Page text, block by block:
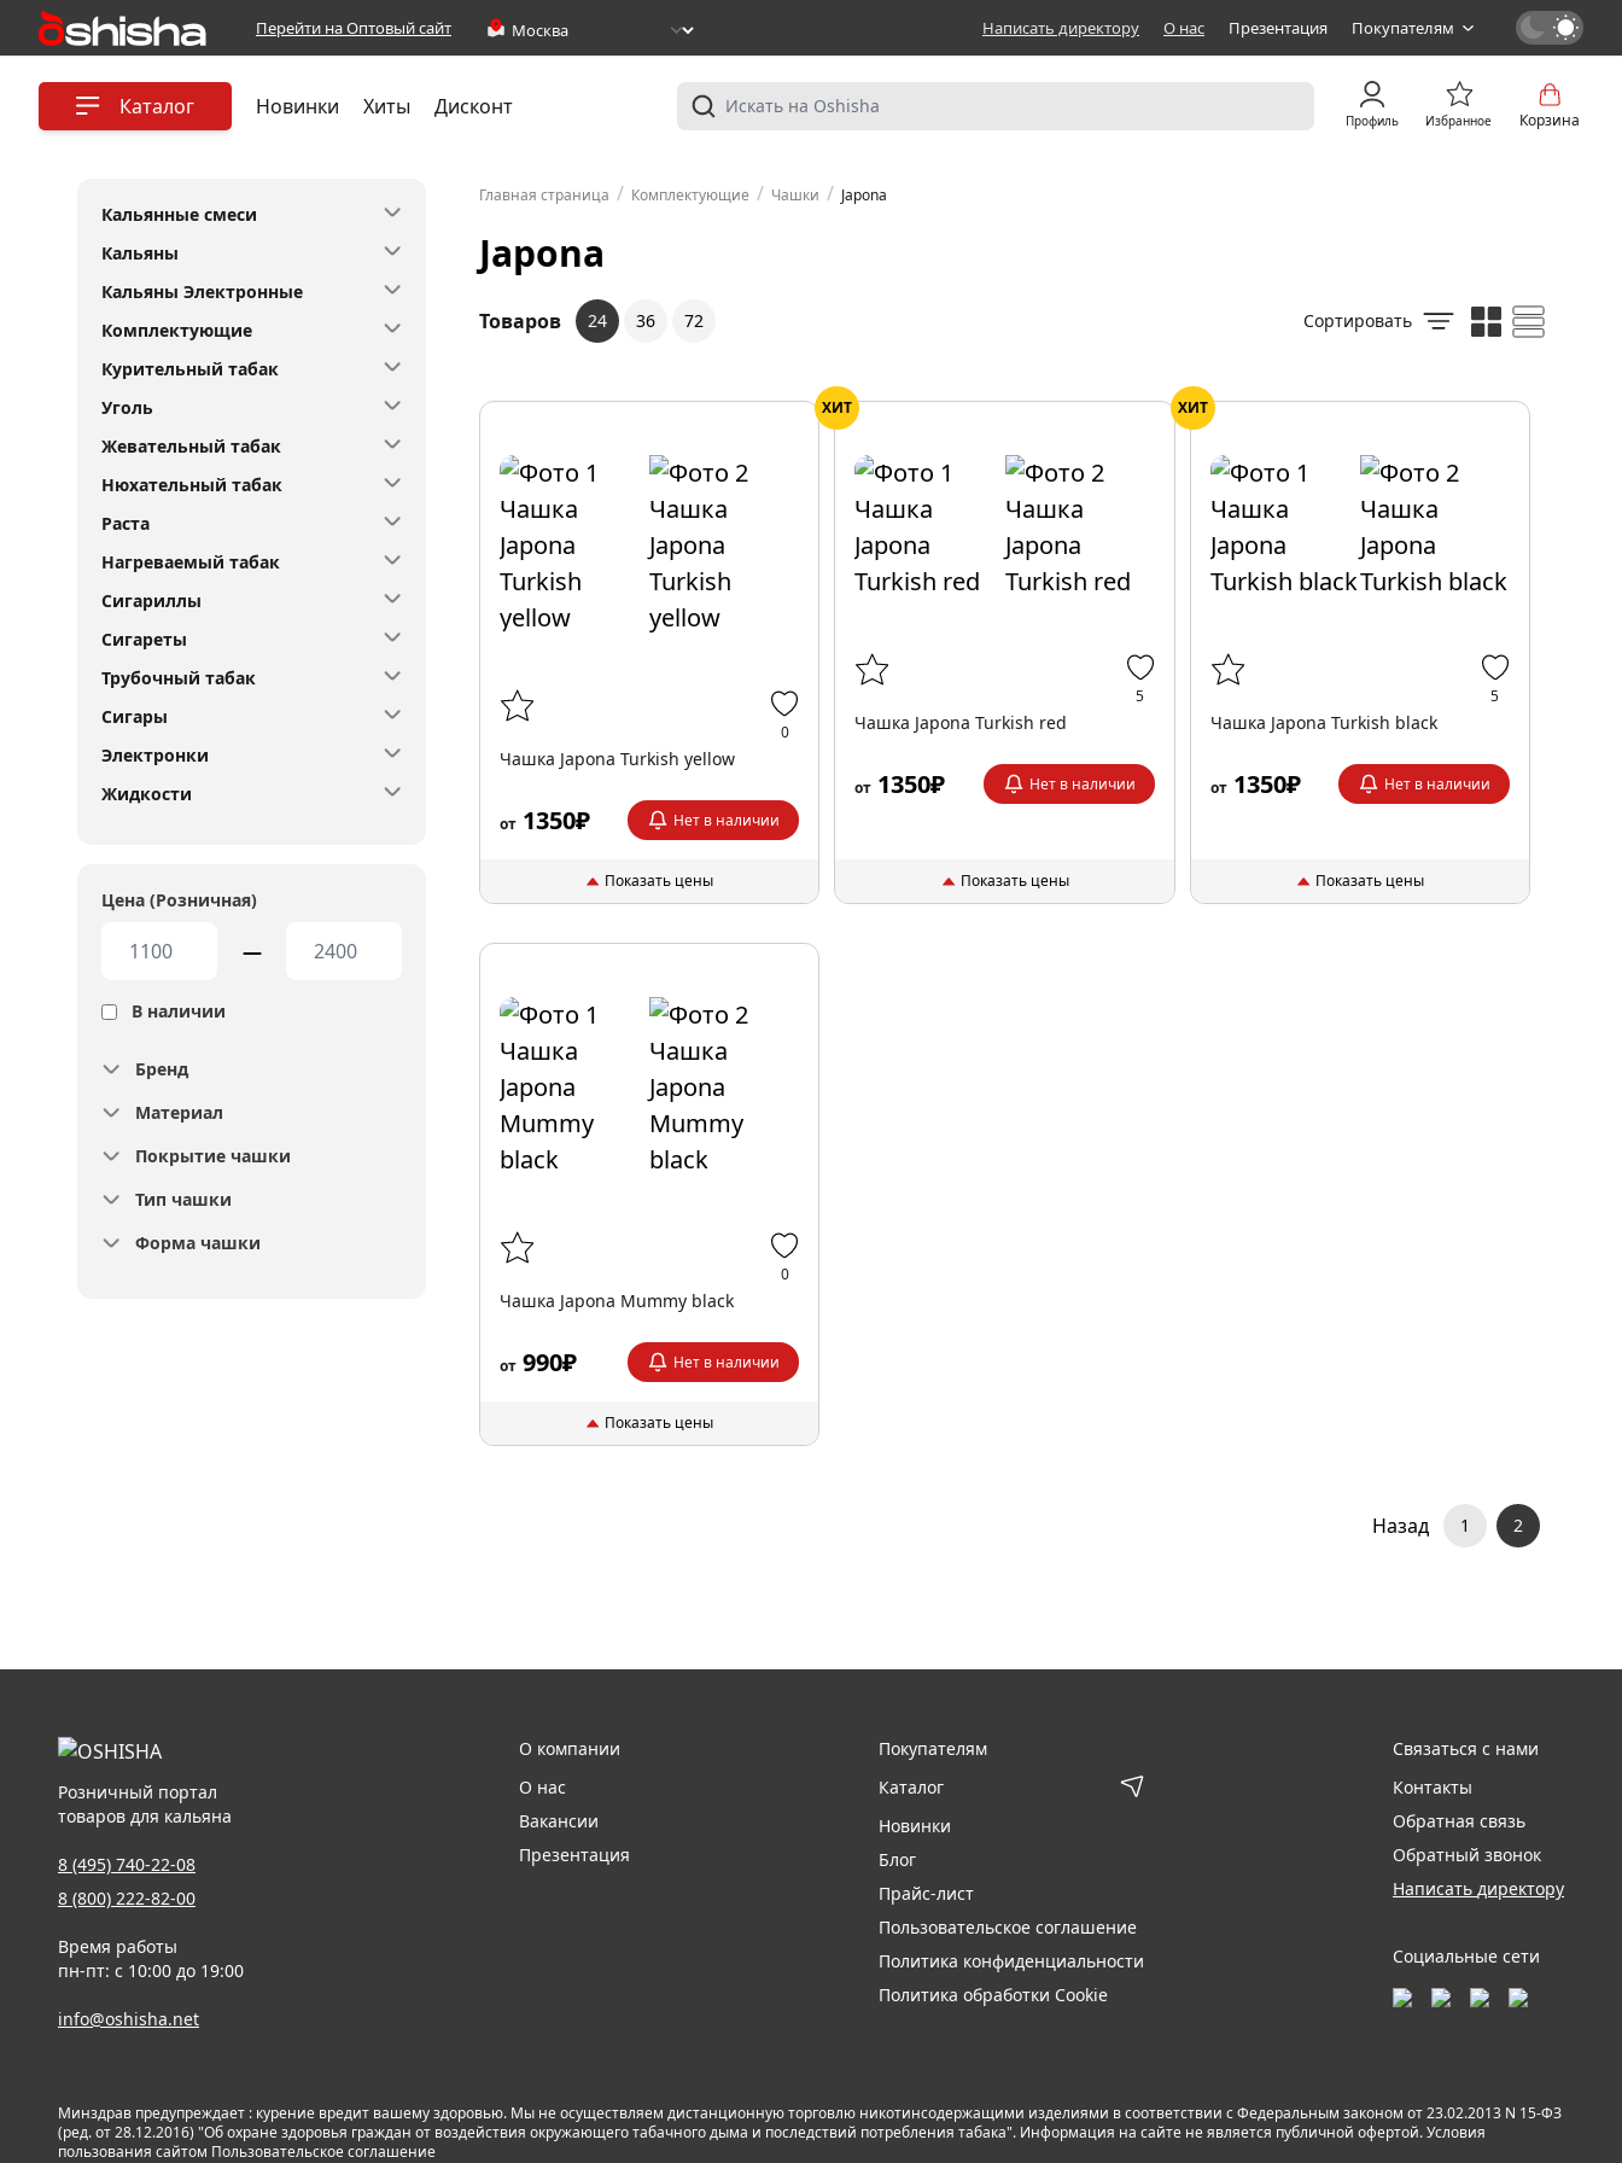
Перейти на Оптовый сайт Написать директору О нас Презентация Покупателям
Каталог Новинки Хиты Дисконт
Профиль Избранное Корзина
Кальянные смеси
Кальяны
Кальяны Электронные
Комплектующие
Курительный табак
Уголь
Жевательный табак
Нюхательный табак
Раста
Нагреваемый табак
Сигариллы
Сигареты
Трубочный табак
Сигары
Электронки
Жидкости
Цена (Розничная)
—
В наличии
Бренд
Материал
Покрытие чашки
Тип чашки
Форма чашки
Главная страница / Комплектующие / Чашки / Japona
Japona
Товаров 24 36 72 Сортировать
0
Чашка Japona Turkish yellow
от 1350₽ Нет в наличии
Показать цены
ХИТ
5
Чашка Japona Turkish red
от 1350₽ Нет в наличии
Показать цены
ХИТ
5
Чашка Japona Turkish black
от1350₽ Нет в наличии
Показать цены
0
Чашка Japona Mummy black
от 990₽ Нет в наличии
Показать цены
Назад 1 2
Розничный портал
товаров для кальяна
8 (495) 740-22-08
8 (800) 222-82-00
Время работы
пн-пт: с 10:00 до 19:00
info@oshisha.net
О компании
О нас
Вакансии
Презентация
Покупателям
Каталог
Новинки
Блог
Прайс-лист
Пользовательское соглашение
Политика конфиденциальности
Политика обработки Cookie
Связаться с нами
Контакты
Обратная связь
Обратный звонок
Написать директору
Социальные сети
Минздрав предупреждает : курение вредит вашему здоровью. Мы не осуществляем дистанционную торговлю никотинсодержащими изделиями в соответствии с Федеральным законом от 23.02.2013 N 15-ФЗ
(ред. от 28.12.2016) "Об охране здоровья граждан от воздействия окружающего табачного дыма и последствий потребления табака". Информация на сайте не является публичной офертой. Условия
пользования сайтом Пользовательское соглашение